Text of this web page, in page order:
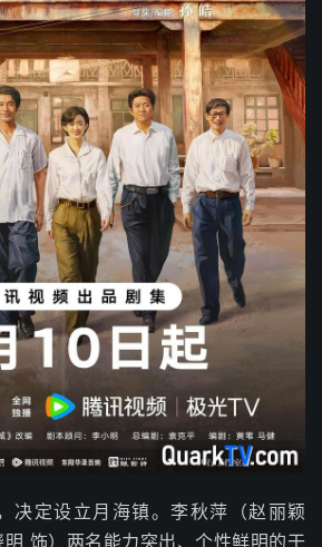
决定设立月海镇。李秋萍（赵丽颖
饰）两名能力突出、个性鲜明的干